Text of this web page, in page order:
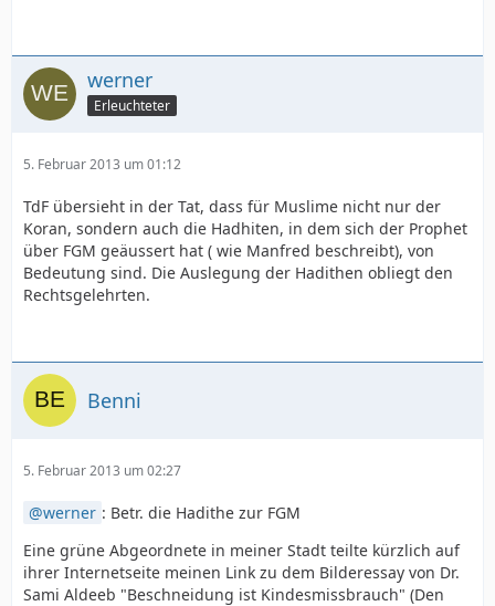
werner
Erleuchteter
5. Februar 2013 um 01:12
TdF übersieht in der Tat, dass für Muslime nicht nur der
Koran, sondern auch die Hadhiten, in dem sich der Prophet
über FGM geäussert hat ( wie Manfred beschreibt), von
Bedeutung sind. Die Auslegung der Hadithen obliegt den
Rechtsgelehrten.
Benni
5. Februar 2013 um 02:27
werner : Betr. die Hadithe zur FGM
Eine grüne Abgeordnete in meiner Stadt teilte kürzlich auf
ihrer Internetseite meinen Link zu dem Bilderessay von Dr.
Sami Aldeeb "Beschneidung ist Kindesmissbrauch" (Den